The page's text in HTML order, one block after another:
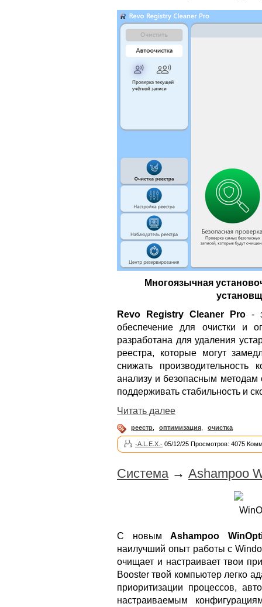
Многоязычная
Revo Registry Cleaner Pro -
обеспечение для очистки и
разработана для удаления
реестра, которые могут
снижать производительность
анализу и безопасным методам
поддерживать стабильность и
Читать далее
реестр, оптимизация, очистка
-A.L.E.X.- 05/12/25 Просмотров: 4075
Система → Ashampoo
С новымAshampoo
наилучший опыт работы с
очищает и настраивает твои
Booster твой компьютер легко
приоритизации процессов,
настраиваемым